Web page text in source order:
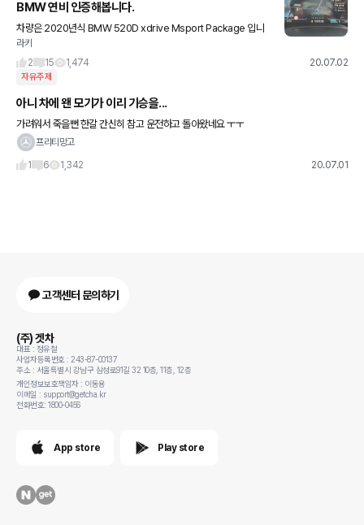
BMW 연비 인증해봅니다.
차량은 2020년식 BMW 520D xdrive Msport Package 입니
다. 저는 여기가 한계네요. 일반적인 저의 주행습관에서는 18킬로인
데, 나름 정속주행한다고 해보니 22킬로 까지는 나오
라키
2
15 1,474 20.07.02
자유주제
아니 차에 왠 모기가 이리 기승을...
가려워서 죽을뻔 한갈 간신히 참고 운전하고 돌아왔네요 ㅜㅜ
프리티망고
1
6 1,342 20.07.01
고객센터 문의하기
(주) 겟차
대표 : 정유철
사업자등록번호 : 243-87-00137
주소 : 서울특별시 강남구 삼성로91길 32 10층, 11층, 12층
개인정보보호책임자 : 이동용
이메일 : support@getcha.kr
전화번호: 1800-0456
App store Play store